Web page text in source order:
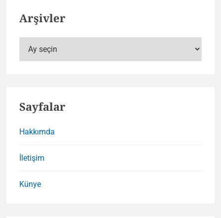
Arşivler
Sayfalar
Hakkımda
İletişim
Künye